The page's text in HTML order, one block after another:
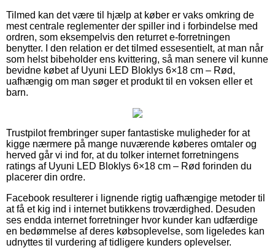
Tilmed kan det være til hjælp at køber er vaks omkring de
mest centrale reglementer der spiller ind i forbindelse med
ordren, som eksempelvis den returret e-forretningen
benytter. I den relation er det tilmed essesentielt, at man når
som helst bibeholder ens kvittering, så man senere vil kunne
bevidne købet af Uyuni LED Bloklys 6×18 cm – Rød,
uafhængig om man søger et produkt til en voksen eller et
barn.
Trustpilot frembringer super fantastiske muligheder for at
kigge nærmere på mange nuværende køberes omtaler og
herved går vi ind for, at du tolker internet forretningens
ratings af Uyuni LED Bloklys 6×18 cm – Rød forinden du
placerer din ordre.
Facebook resulterer i lignende rigtig uafhængige metoder til
at få et kig ind i internet butikkens troværdighed. Desuden
ses endda internet forretninger hvor kunder kan udfærdige
en bedømmelse af deres købsoplevelse, som ligeledes kan
udnyttes til vurdering af tidligere kunders oplevelser.